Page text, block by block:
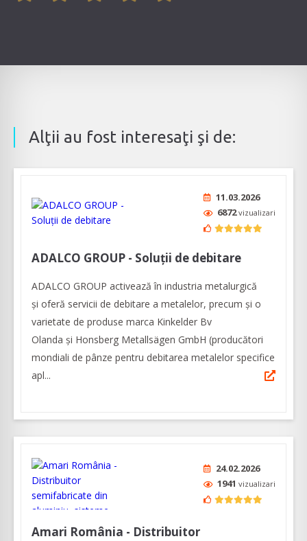
Alţii au fost interesaţi şi de:
11.03.2026
6872vizualizari
ADALCO GROUP - Soluții de debitare
ADALCO GROUP activează în industria metalurgică
și oferă servicii de debitare a metalelor, precum și o
varietate de produse marca Kinkelder Bv
Olanda și Honsberg Metallsägen GmbH (producători
mondiali de pânze pentru debitarea metalelor specifice
apl...
24.02.2026
1941 vizualizari
Amari România - Distribuitor